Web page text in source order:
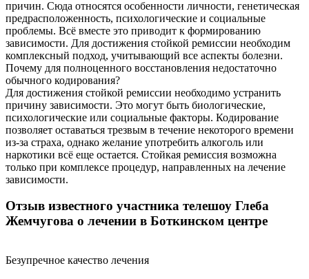
причин. Сюда относятся особенности личности, генетическая
предрасположенность, психологические и социальные
проблемы. Всё вместе это приводит к формированию
зависимости. Для достижения стойкой ремиссии необходим
комплексный подход, учитывающий все аспекты болезни.
Почему для полноценного восстановления недостаточно
обычного кодирования?
Для достижения стойкой ремиссии необходимо устранить
причину зависимости. Это могут быть биологические,
психологические или социальные факторы. Кодирование
позволяет оставаться трезвым в течение некоторого времени
из-за страха, однако желание употребить алкоголь или
наркотики всё еще остается. Стойкая ремиссия возможна
только при комплексе процедур, направленных на лечение
зависимости.
Отзыв известного участника телешоу Глеба
Жемчугова о лечении в Боткинском центре
Безупречное качество лечения